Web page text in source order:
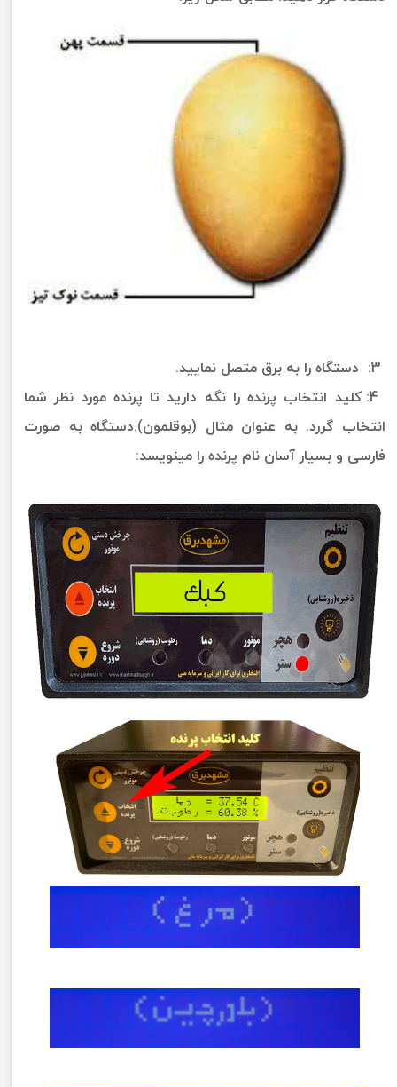
4: کلید انتخاب پرنده را نگه دارید تا پرنده مورد نظر شما
انتخاب گررد. به عنوان مثال (بوقلمون).دستگاه به صورت
فارسی و بسیار آسان نام پرنده را مینویسد: